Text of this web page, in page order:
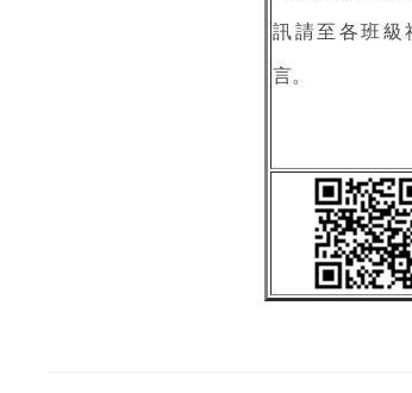
訊請至各班級
言。